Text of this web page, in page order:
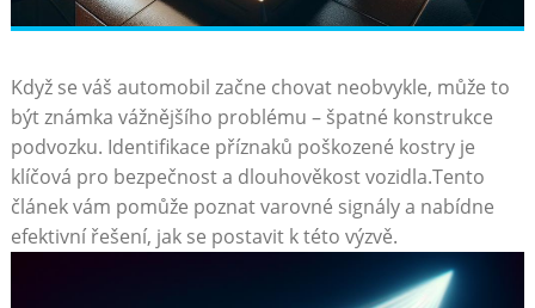
Když se váš automobil začne chovat neobvykle, může to
být‍ známka vážnějšího problému – špatné konstrukce
podvozku. Identifikace příznaků poškozené⁤ kostry je
klíčová pro bezpečnost a dlouhověkost vozidla.Tento
článek vám pomůže poznat varovné signály a nabídne
efektivní řešení,‍ jak se postavit k této výzvě.